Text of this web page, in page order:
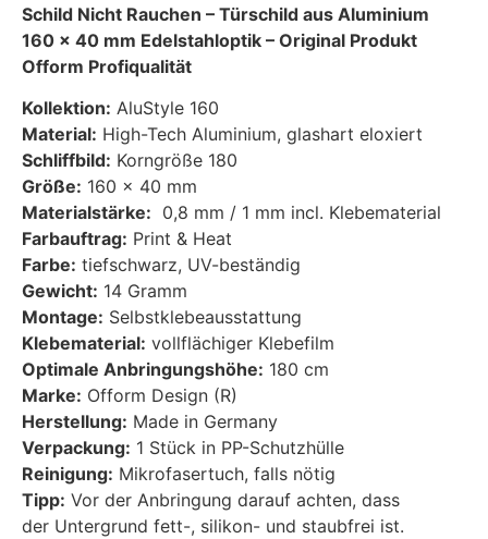
Schild Nicht Rauchen – Türschild aus Aluminium
160 x 40 mm Edelstahloptik – Original Produkt
Ofform Profiqualität
Kollektion: AluStyle 160
Material: High-Tech Aluminium, glashart eloxiert
Schliffbild: Korngröße 180
Größe: 160 x 40 mm
Materialstärke: 0,8 mm / 1 mm incl. Klebematerial
Farbauftrag: Print & Heat
Farbe: tiefschwarz, UV-beständig
Gewicht: 14 Gramm
Montage: Selbstklebeausstattung
Klebematerial: vollflächiger Klebefilm
Optimale Anbringungshöhe: 180 cm
Marke: Ofform Design (R)
Herstellung: Made in Germany
Verpackung: 1 Stück in PP-Schutzhülle
Reinigung: Mikrofasertuch, falls nötig
Tipp: Vor der Anbringung darauf achten, dass
der Untergrund fett-, silikon- und staubfrei ist.